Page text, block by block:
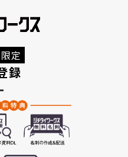
定
録